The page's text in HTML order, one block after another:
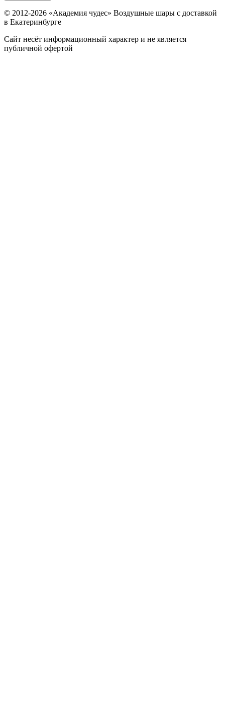
© 2012-2026 «Академия чудес» Воздушные шары с доставкой
в Екатеринбурге
Сайт несёт информационный характер и не является
публичной офертой